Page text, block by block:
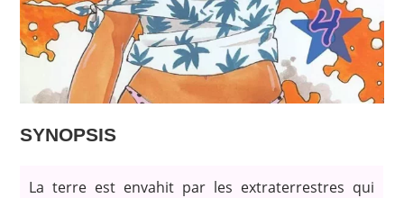
SYNOPSIS
La terre est envahit par les extraterrestres qui